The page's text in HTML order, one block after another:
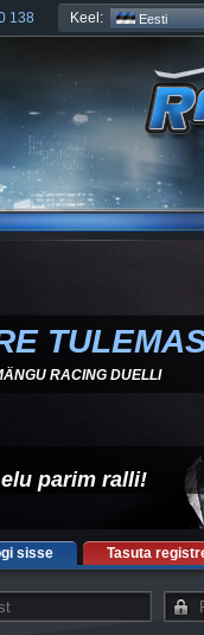
138 Keel: Eesti
RACING DUELLI
parim ralli!
sisse Tasuta